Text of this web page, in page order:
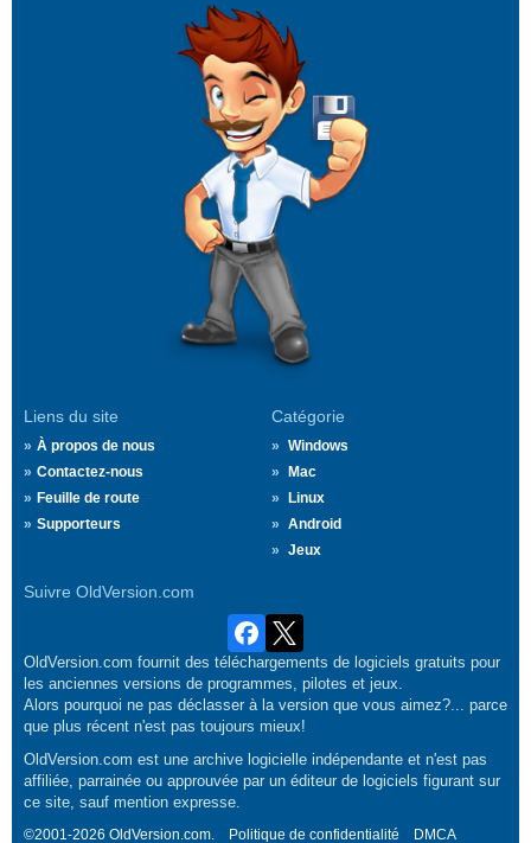
Liens du site
À propos de nous
Contactez-nous
Feuille de route
Supporteurs
Catégorie
Windows
Mac
Linux
Android
Jeux
Suivre OldVersion.com
OldVersion.com fournit des téléchargements de logiciels gratuits pour
les anciennes versions de programmes, pilotes et jeux.
Alors pourquoi ne pas déclasser à la version que vous aimez?... parce
que plus récent n'est pas toujours mieux!
OldVersion.com est une archive logicielle indépendante et n'est pas
affiliée, parrainée ou approuvée par un éditeur de logiciels figurant sur
ce site, sauf mention expresse.
©2001-2026 OldVersion.com. Politique de confidentialité DMCA